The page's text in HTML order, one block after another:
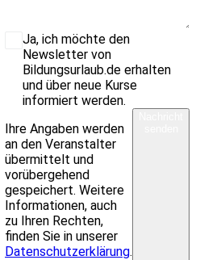
Ja, ich möchte den
Newsletter von
Bildungsurlaub.de erhalten
und über neue Kurse
informiert werden.
Ihre Angaben werden
an den Veranstalter
übermittelt und
vorübergehend
gespeichert. Weitere
Informationen, auch
zu Ihren Rechten,
finden Sie in unserer
Datenschutzerklärung.